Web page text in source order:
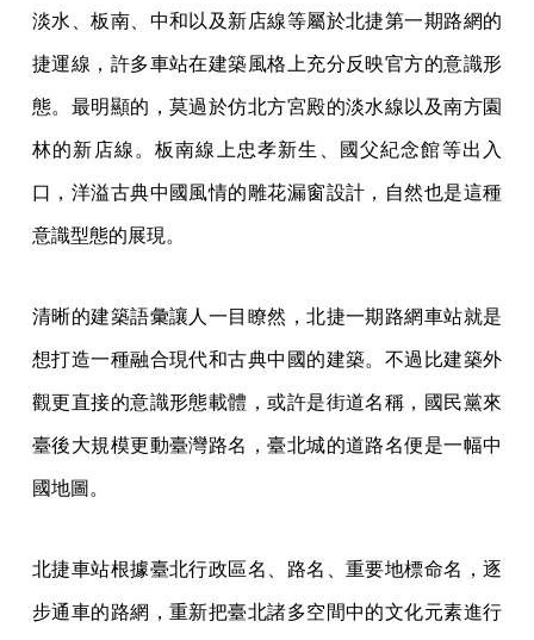
淡水、板南、中和以及新店線等屬於北捷第一期路網的
捷運線，許多車站在建築風格上充分反映官方的意識形
態。最明顯的，莫過於仿北方宮殿的淡水線以及南方園
林的新店線。板南線上忠孝新生、國父紀念館等出入
口，洋溢古典中國風情的雕花漏窗設計，自然也是這種
意識型態的展現。
清晰的建築語彙讓人一目瞭然，北捷一期路網車站就是
想打造一種融合現代和古典中國的建築。不過比建築外
觀更直接的意識形態載體，或許是街道名稱，國民黨來
臺後大規模更動臺灣路名，臺北城的道路名便是一幅中
國地圖。
北捷車站根據臺北行政區名、路名、重要地標命名，逐
步通車的路網，重新把臺北諸多空間中的文化元素進行